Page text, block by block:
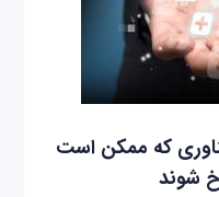
که ممکن است
‌شوند